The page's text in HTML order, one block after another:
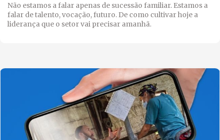
Não estamos a falar apenas de sucessão familiar. Estamos a
falar de talento, vocação, futuro. De como cultivar hoje a
liderança que o setor vai precisar amanhã.